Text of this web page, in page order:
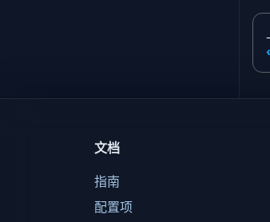
文档
指南
配置项